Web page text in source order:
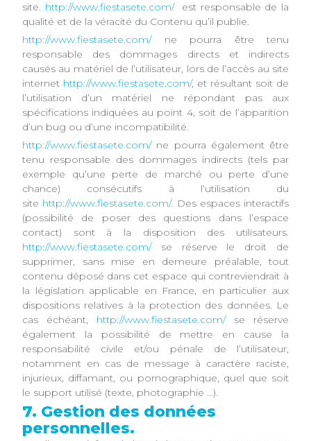
site. http://www.fiestasete.com/est responsable de la
qualité et de la véracité du Contenu qu’il publie.
http://www.fiestasete.com/ne pourra être tenu
responsable des dommages directs et indirects
causés au matériel de l’utilisateur, lors de l’accès au site
internet http://www.fiestasete.com/, et résultant soit de
l’utilisation d’un matériel ne répondant pas aux
spécifications indiquées au point 4, soit de l’apparition
d’un bug ou d’une incompatibilité.
http://www.fiestasete.com/ne pourra également être
tenu responsable des dommages indirects (tels par
exemple qu’une perte de marché ou perte d’une
chance) consécutifs à l’utilisation du
site http://www.fiestasete.com/. Des espaces interactifs
(possibilité de poser des questions dans l’espace
contact) sont à la disposition des utilisateurs.
http://www.fiestasete.com/se réserve le droit de
supprimer, sans mise en demeure préalable, tout
contenu déposé dans cet espace qui contreviendrait à
la législation applicable en France, en particulier aux
dispositions relatives à la protection des données. Le
cas échéant, http://www.fiestasete.com/se réserve
également la possibilité de mettre en cause la
responsabilité civile et/ou pénale de l’utilisateur,
notamment en cas de message à caractère raciste,
injurieux, diffamant, ou pornographique, quel que soit
le support utilisé (texte, photographie …).
7. Gestion des données
personnelles.